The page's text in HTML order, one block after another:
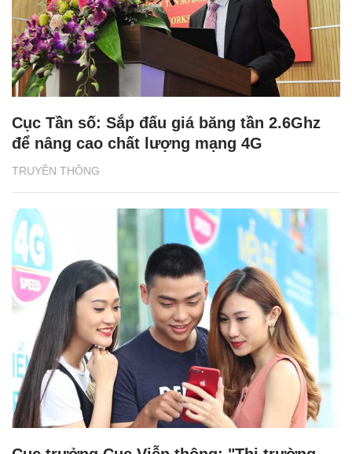
TRUYỀN THÔNG
Cục Tần số: Sắp đấu giá băng tần 2.6Ghz
để nâng cao chất lượng mạng 4G